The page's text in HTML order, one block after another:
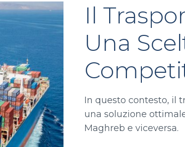
Il
Una
In questo contesto, il
una soluzione
Maghreb e viceversa.